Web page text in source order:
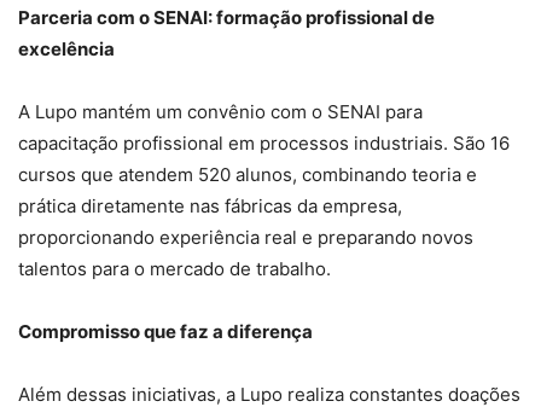
Parceria com o SENAI: formação profissional de
excelência
A Lupo mantém um convênio com o SENAI para
capacitação profissional em processos industriais. São 16
cursos que atendem 520 alunos, combinando teoria e
prática diretamente nas fábricas da empresa,
proporcionando experiência real e preparando novos
talentos para o mercado de trabalho.
Compromisso que faz a diferença
Além dessas iniciativas, a Lupo realiza constantes doações